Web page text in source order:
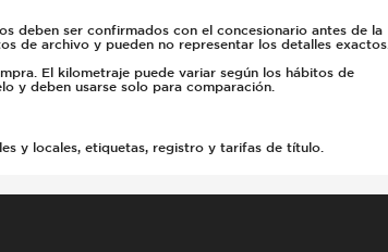
deben ser confirmados con el concesionario antes de la
de archivo y pueden no representar los detalles exactos.
El kilometraje puede variar según los hábitos de
y deben usarse solo para comparación.
y locales, etiquetas, registro y tarifas de título.